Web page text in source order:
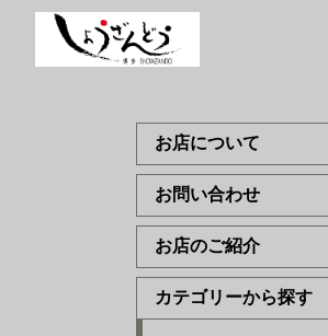
お店について
お問い合わせ
お店のご紹介
カテゴリーから探す